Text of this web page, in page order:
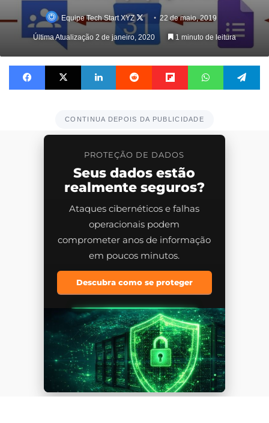
Equipe Tech Start XYZ
Follow
X
22 de maio, 2019
Última Atualização 2 de janeiro, 2020 1 minuto de leitura
Facebook X Linkedin Reddit Flipboard WhatsApp
CONTINUA DEPOIS DA PUBLICIDADE
PROTEÇÃO DE DADOS
Seus dados estão
realmente seguros?
Ataques cibernéticos e falhas
operacionais podem
comprometer anos de informação
em poucos minutos.
Descubra como se proteger